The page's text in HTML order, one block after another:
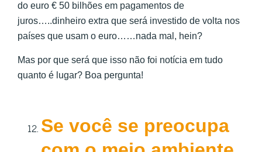
do euro € 50 bilhões em pagamentos de
juros…..dinheiro extra que será investido de volta nos
países que usam o euro……nada mal, hein?
Mas por que será que isso não foi notícia em tudo
quanto é lugar? Boa pergunta!
Se você se preocupa